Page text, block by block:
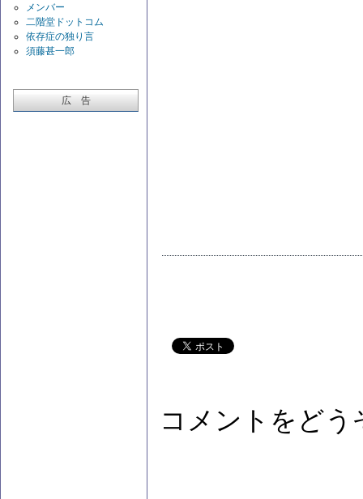
メンバー
二階堂ドットコム
依存症の独り言
須藤甚一郎
広 告
コメントをどう